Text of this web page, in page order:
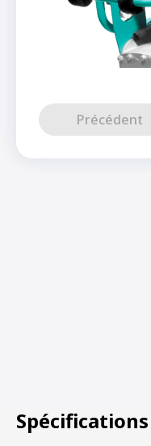
Précédent
Spécifications